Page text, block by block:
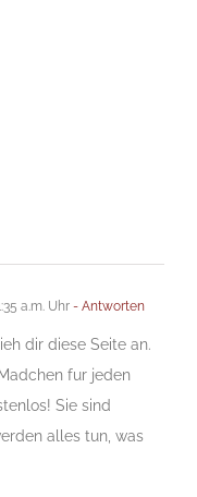
a.m. Uhr - Antworten
dir diese Seite an.
fur jeden
Sie sind
alles tun, was